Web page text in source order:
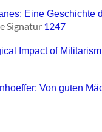
Eine Geschichte
Signatur 1247
Impact of Militarism
Von guten